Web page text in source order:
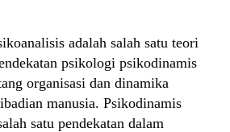
adalah salah satu teori
psikologi psikodinamis
organisasi dan dinamika
manusia. Psikodinamis
satu pendekatan dalam